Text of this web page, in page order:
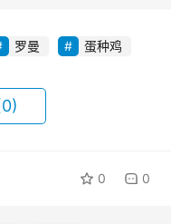
罗曼 蛋种鸡
0 0